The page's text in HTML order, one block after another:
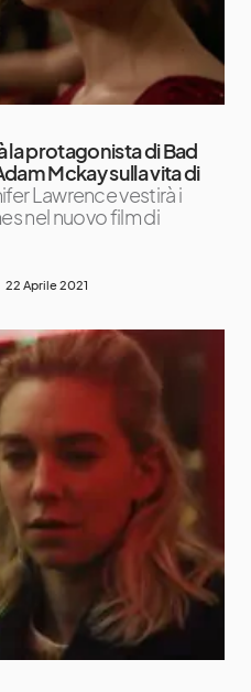
la protagonista di Bad
Mckay sulla vita di
Lawrence vestirà i
nel nuovo film di
22 Aprile 2021